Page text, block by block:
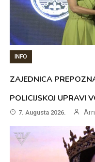
INFO
ZAJEDNICA
POLICIJSKOJ UPRAVI
7. Augusta 2026.